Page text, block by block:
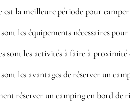
est la meilleure période pour
les équipements nécessaires
sont les activités à faire à
les avantages de réserver un
réserver un camping en bord de